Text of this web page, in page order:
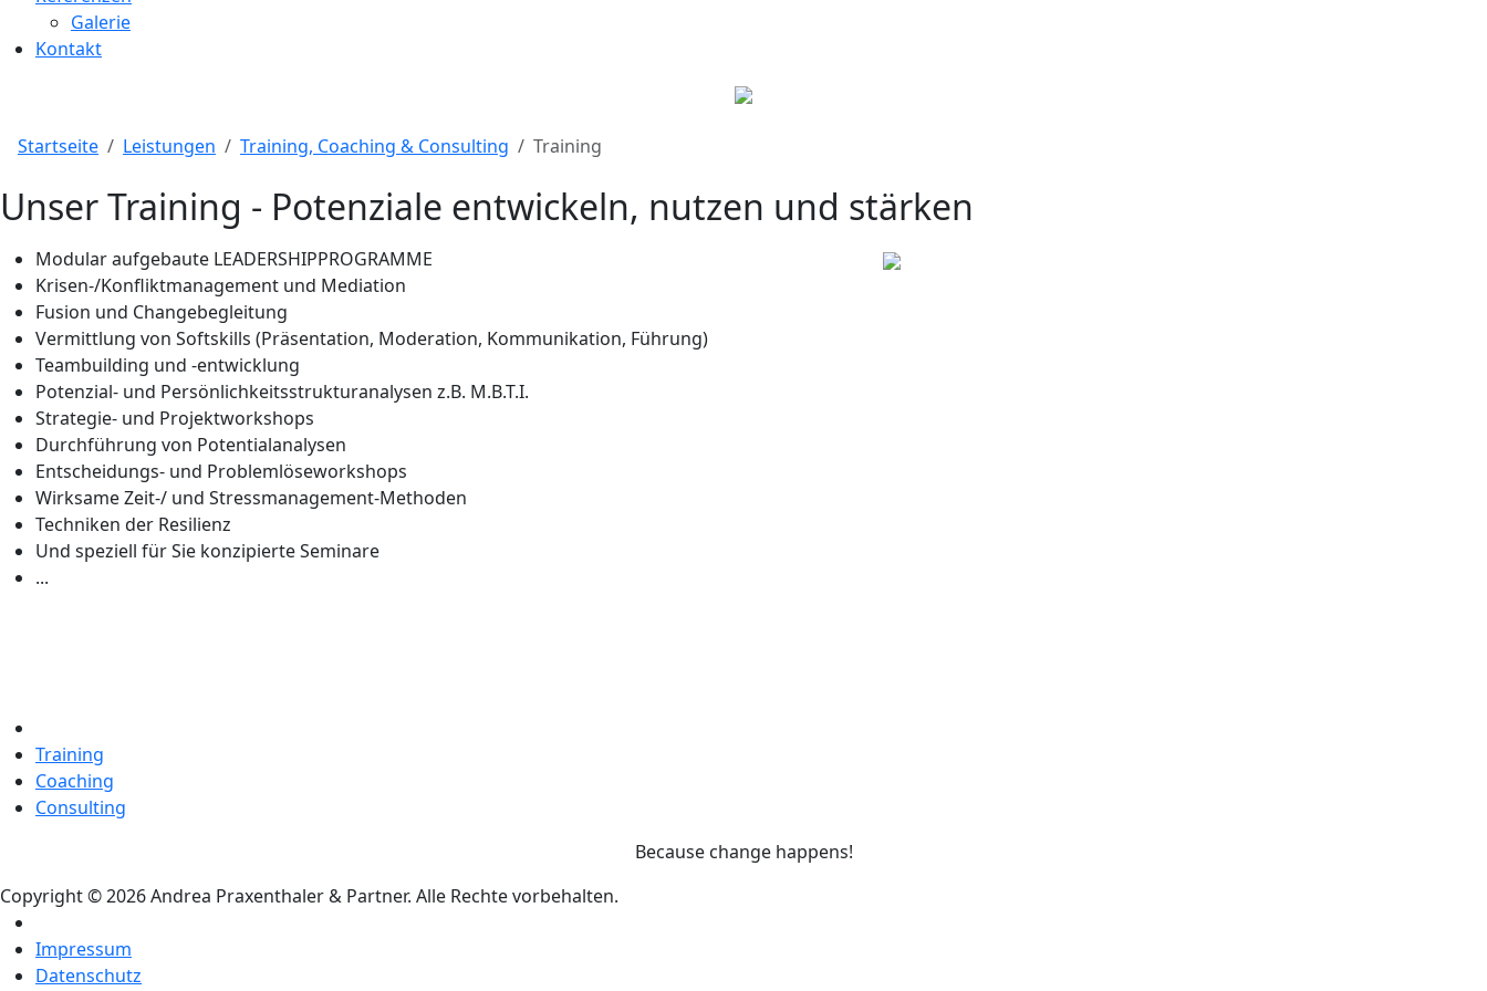
Galerie
Kontakt
Startseite Leistungen Training, Coaching & Consulting Training
Unser Training - Potenziale entwickeln, nutzen und stärken
Modular aufgebaute LEADERSHIPPROGRAMME
Krisen-/Konfliktmanagement und Mediation
Fusion und Changebegleitung
Vermittlung von Softskills (Präsentation, Moderation, Kommunikation, Führung)
Teambuilding und -entwicklung
Potenzial- und Persönlichkeitsstrukturanalysen z.B. M.B.T.I.
Strategie- und Projektworkshops
Durchführung von Potentialanalysen
Entscheidungs- und Problemlöseworkshops
Wirksame Zeit-/ und Stressmanagement-Methoden
Techniken der Resilienz
Und speziell für Sie konzipierte Seminare
...
Training
Coaching
Consulting
Because change happens!
Copyright © 2026 Andrea Praxenthaler & Partner. Alle Rechte vorbehalten.
Impressum
Datenschutz